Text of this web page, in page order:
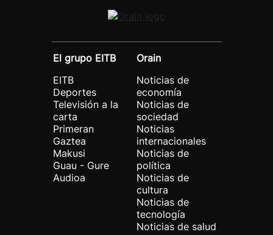
El grupo EITB
EITB
Deportes
Televisión a la
carta
Primeran
Gaztea
Makusi
Guau - Gure
Audioa
Orain
Noticias de
economía
Noticias de
sociedad
Noticias
internacionales
Noticias de
política
Noticias de
cultura
Noticias de
tecnología
Noticias de salud